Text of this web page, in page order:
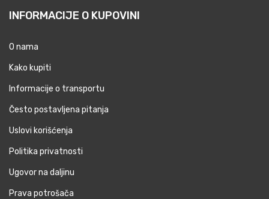
INFORMACIJE O KUPOVINI
O nama
Kako kupiti
Informacije o transportu
Često postavljena pitanja
Uslovi korišćenja
Politika privatnosti
Ugovor na daljinu
Prava potrošača